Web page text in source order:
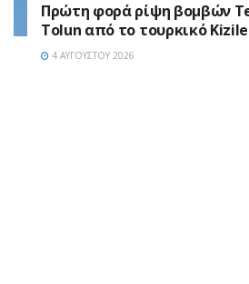
Πρώτη φορά ρίψη βομβών
Tolun από το τουρκικό
4 ΑΥΓΟΎΣΤΟΥ 2026